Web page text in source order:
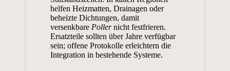
helfen Heizmatten, Drainagen oder
beheizte Dichtungen, damit
versenkbare Pollernicht festfrieren.
Ersatzteile sollten über Jahre verfügbar
sein; offene Protokolle erleichtern die
Integration in bestehende Systeme.